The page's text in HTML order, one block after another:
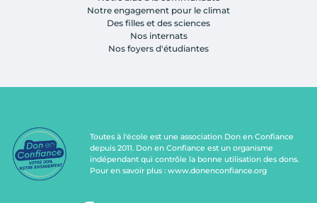
Notre engagement pour le climat
Des filles et des sciences
Nos internats
Nos foyers d'étudiantes
Toutes à l'école est une association Don en Confiance
depuis 2011. Don en Confiance est un organisme
indépendant qui contrôle la bonne utilisation des dons.
Pour en savoir plus : www.donenconfiance.org